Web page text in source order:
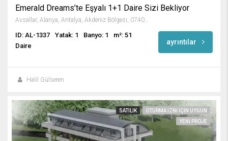
Emerald Dreams’te Eşyalı 1+1 Daire Sizi Bekliyor
Avsallar, Alanya, Antalya, Akdeniz Bölgesi, 07407, Türkiye
ID: AL-1337 Yatak: 1 Banyo: 1
m²: 51
Daire
ayrıntılar
Halil Gülseren
SATILIK
OTURMA IZNI IÇIN UYGUN
YENI PROJE